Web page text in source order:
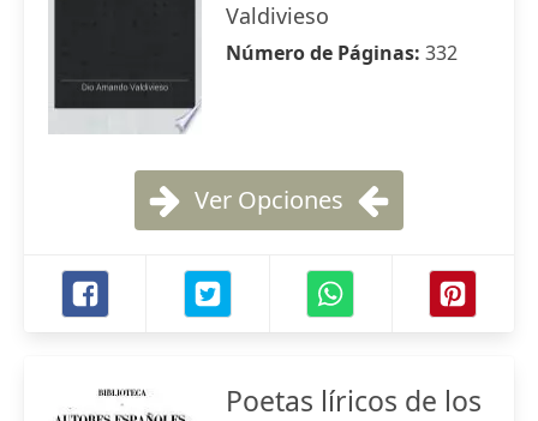
Valdivieso
Número de Páginas: 332
Ver Opciones
Poetas líricos de los